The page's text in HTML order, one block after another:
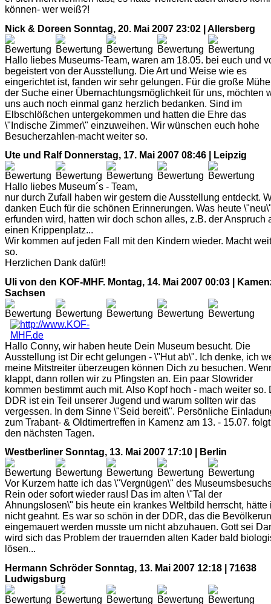
können- wer weiß?!
Nick & Doreen Sonntag, 20. Mai 2007 23:02 | Allersberg
Hallo liebes Museums-Team, waren am 18.05. bei euch und
begeistert von der Ausstellung. Die Art und Weise wie es
eingerichtet ist, fanden wir sehr gelungen. Für die große
der Suche einer Übernachtungsmöglichkeit für uns, möchten
uns auch noch einmal ganz herzlich bedanken. Sind im
Elbschlößchen untergekommen und hatten die Ehre das
\"Indische Zimmer\" einzuweihen. Wir wünschen euch hohe
Besucherzahlen-macht weiter so.
Ute und Ralf Donnerstag, 17. Mai 2007 08:46 | Leipzig
Hallo liebes Museum´s - Team,
nur durch Zufall haben wir gestern die Ausstellung entdeckt.
danken Euch für die schönen Erinnerungen. Was heute
erfunden wird, hatten wir doch schon alles, z.B. der Anspruch
einen Krippenplatz...
Wir kommen auf jeden Fall mit den Kindern wieder. Macht
so.
Herzlichen Dank dafür!!
Uli von den KOF-MHF. Montag, 14. Mai 2007 00:03 |
Sachsen
Hallo Conny, wir haben heute Dein Museum besucht. Die
Ausstellung ist Dir echt gelungen - \"Hut ab\". Ich denke, ich
meine Mitstreiter überzeugen können Dich zu besuchen.
klappt, dann rollen wir zu Pfingsten an. Ein paar Slowrider
kommen bestimmt auch mit. Also Kopf hoch - mach weiter so.
DDR ist ein Teil unserer Jugend und warum sollten wir das
vergessen. In dem Sinne \"Seid bereit\". Persönliche
zum Trabant- & Oldtimertreffen in Kamenz am 13. - 15.07.
den nächsten Tagen.
Westberliner Sonntag, 13. Mai 2007 17:10 | Berlin
Vor Kurzem hatte ich das \"Vergnügen\" des
Rein oder sofort wieder raus! Das im alten \"Tal der
Ahnungslosen\" bis heute ein krankes Weltbild herrscht, hätte
nicht geahnt. Es war so schön in der DDR, das die
eingemauert werden musste um nicht abzuhauen. Gott sei
wird sich das Problem der trauernden alten Kader bald
lösen...
Hermann Schröder Sonntag, 13. Mai 2007 12:18 | 71638
Ludwigsburg